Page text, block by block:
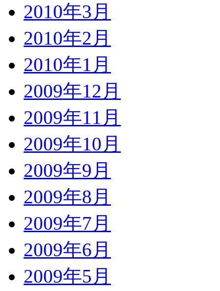
2010年3月
2010年2月
2010年1月
2009年12月
2009年11月
2009年10月
2009年9月
2009年8月
2009年7月
2009年6月
2009年5月